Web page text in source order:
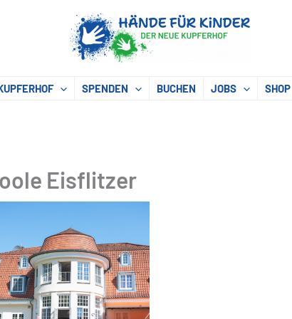
SPENDEN BUCHEN JOBS SHOP
Eisflitzer